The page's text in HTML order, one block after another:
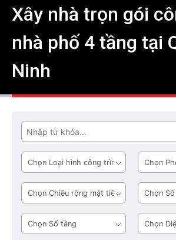
Xây nhà trọn gói
nhà phố 4 tầng tại
Ninh
Tìm
Loại
hình
công
trình
Phong
cách
thiết
kế
Chiều
rộng
mặt
tiền
Số
phòng
ngủ
Số
tầng
Diện
tích